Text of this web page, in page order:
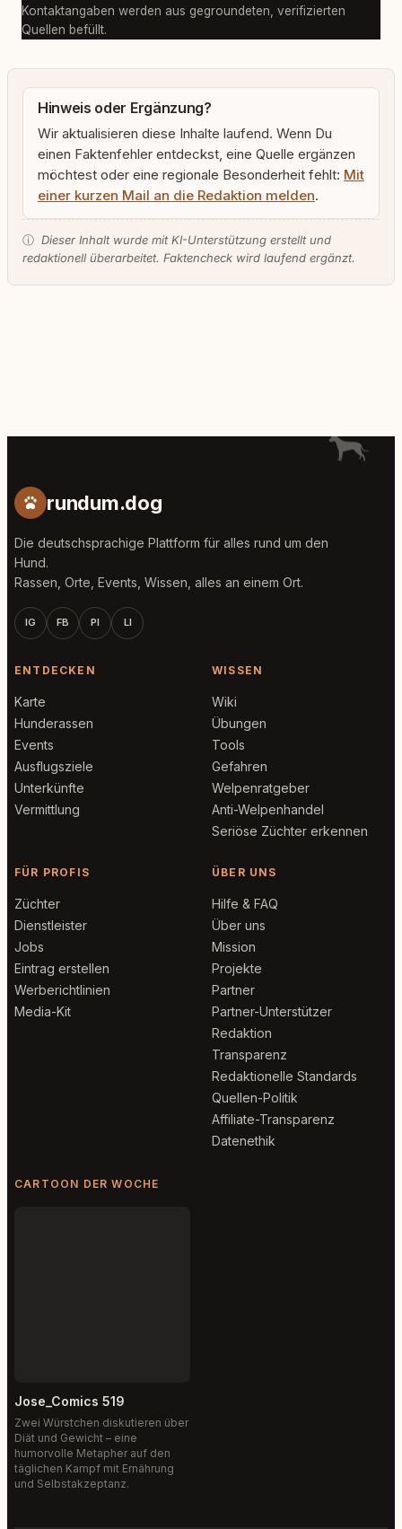
Kontaktangaben werden aus gegroundeten, verifizierten
Quellen befüllt.
Hinweis oder Ergänzung?
Wir aktualisieren diese Inhalte laufend. Wenn Du
einen Faktenfehler entdeckst, eine Quelle ergänzen
möchtest oder eine regionale Besonderheit fehlt: Mit
einer kurzen Mail an die Redaktion melden.
ⓘ Dieser Inhalt wurde mit KI-Unterstützung erstellt und
redaktionell überarbeitet. Faktencheck wird laufend ergänzt.
rundum.dog
Die deutschsprachige Plattform für alles rund um den
Hund.
Rassen, Orte, Events, Wissen, alles an einem Ort.
IG FB PI LI
ENTDECKEN
Karte
Hunderassen
Events
Ausflugsziele
Unterkünfte
Vermittlung
WISSEN
Wiki
Übungen
Tools
Gefahren
Welpenratgeber
Anti-Welpenhandel
Seriöse Züchter erkennen
FÜR PROFIS
Züchter
Dienstleister
Jobs
Eintrag erstellen
Werberichtlinien
Media-Kit
ÜBER UNS
Hilfe & FAQ
Über uns
Mission
Projekte
Partner
Partner-Unterstützer
Redaktion
Transparenz
Redaktionelle Standards
Quellen-Politik
Affiliate-Transparenz
Datenethik
CARTOON DER WOCHE
Jose_Comics 519
Zwei Würstchen diskutieren über
Diät und Gewicht – eine
humorvolle Metapher auf den
täglichen Kampf mit Ernährung
und Selbstakzeptanz.